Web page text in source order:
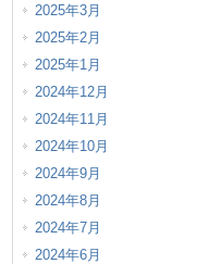
2025年3月
2025年2月
2025年1月
2024年12月
2024年11月
2024年10月
2024年9月
2024年8月
2024年7月
2024年6月